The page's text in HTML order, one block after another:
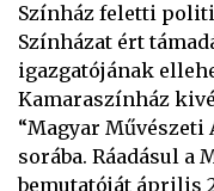
Színház feletti
Színházat ért
igazgatójának
Kamaraszínház
“Magyar Művészeti
sorába. Ráadásul a
bemutatóját április